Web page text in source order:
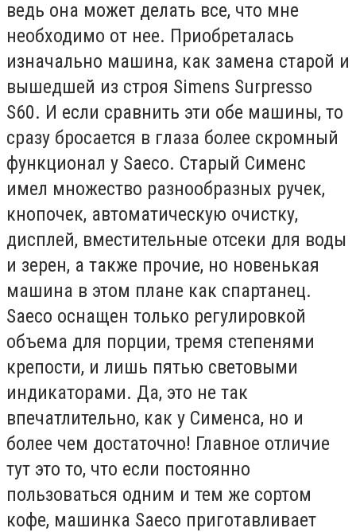
ведь она может делать все, что мне
необходимо от нее. Приобреталась
изначально машина, как замена старой и
вышедшей из строя Simens Surpresso
S60. И если сравнить эти обе машины, то
сразу бросается в глаза более скромный
функционал у Saeco. Старый Сименс
имел множество разнообразных ручек,
кнопочек, автоматическую очистку,
дисплей, вместительные отсеки для воды
и зерен, а также прочие, но новенькая
машина в этом плане как спартанец.
Saeco оснащен только регулировкой
объема для порции, тремя степенями
крепости, и лишь пятью световыми
индикаторами. Да, это не так
впечатлительно, как у Сименса, но и
более чем достаточно! Главное отличие
тут это то, что если постоянно
пользоваться одним и тем же сортом
кофе, машинка Saeco приготавливает